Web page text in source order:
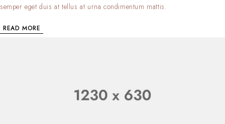
semper eget duis at tellus at urna condimentum mattis.
READ MORE